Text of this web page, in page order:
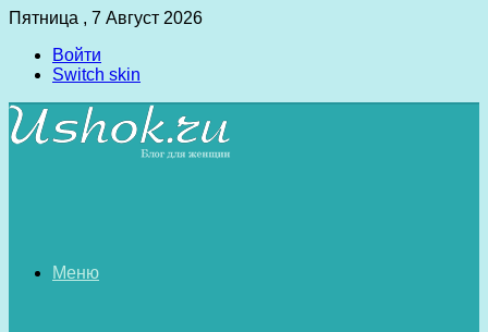
Пятница , 7 Август 2026
Войти
Switch skin
Меню